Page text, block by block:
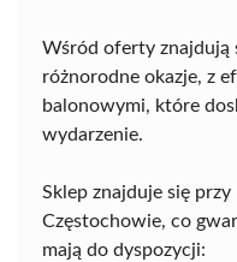
Wśród oferty znajdują
różnorodne okazje, z
balonowymi, które
wydarzenie.
Sklep znajduje się
Częstochowie, co
mają do dyspozycji: